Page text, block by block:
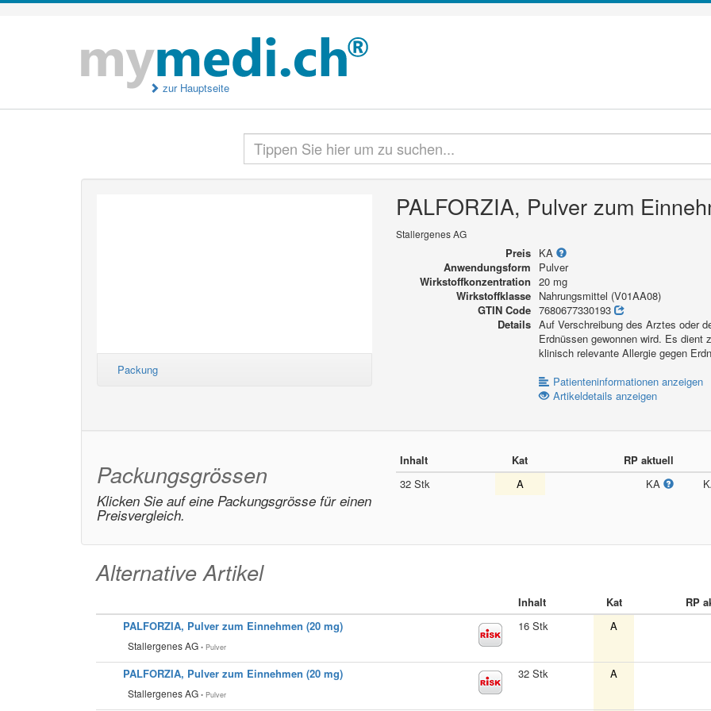
zur Hauptseite
Packung
PALFORZIA, Pulver zum
Stallergenes AG
Preis KA
Anwendungsform
Pulver
Wirkstoffkonzentration 20 mg
Wirkstoffklasse Nahrungsmittel (V01AA08)
GTIN Code 7680677330193
Details Auf Verschreibung des Arztes oder
Erdnüssen gewonnen wird. Es dient
klinisch relevante Allergie gegen
Patienteninformationen anzeigen
Artikeldetails anzeigen
Packungsgrössen
Klicken Sie auf eine Packungsgrösse für einen
Preisvergleich.
Inhalt Kat
RP aktuell
32 Stk
A KA
Alternative Artikel
Inhalt Kat
RP
PALFORZIA, Pulver zum Einnehmen (20 mg)
Stallergenes AG • Pulver
16 Stk A
PALFORZIA, Pulver zum Einnehmen (20 mg)
Stallergenes AG • Pulver
32 Stk A